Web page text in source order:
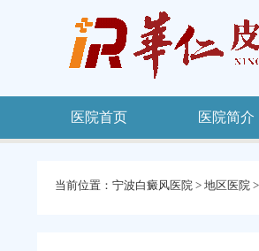
医院首页 医院简介
当前位置： 宁波白癜风医院 > 地区医院 >